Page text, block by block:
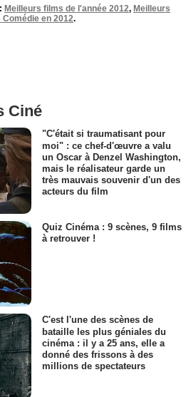
Meilleurs films de l'année 2012, Meilleurs
en 2012.
Ciné
"C'était si traumatisant pour
moi" : ce chef-d'œuvre a valu
un Oscar à Denzel Washington,
mais le réalisateur garde un
très mauvais souvenir d'un des
acteurs du film
Quiz Cinéma : 9 scènes, 9 films
à retrouver !
C'est l'une des scènes de
bataille les plus géniales du
cinéma : il y a 25 ans, elle a
donné des frissons à des
millions de spectateurs